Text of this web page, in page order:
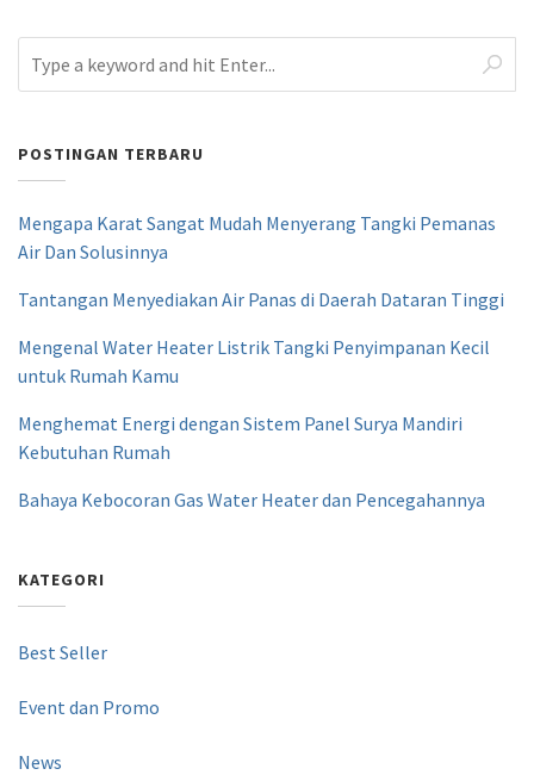
POSTINGAN TERBARU
Mengapa Karat Sangat Mudah Menyerang Tangki Pemanas
Air Dan Solusinnya
Tantangan Menyediakan Air Panas di Daerah Dataran Tinggi
Mengenal Water Heater Listrik Tangki Penyimpanan Kecil
untuk Rumah Kamu
Menghemat Energi dengan Sistem Panel Surya Mandiri
Kebutuhan Rumah
Bahaya Kebocoran Gas Water Heater dan Pencegahannya
KATEGORI
Best Seller
Event dan Promo
News